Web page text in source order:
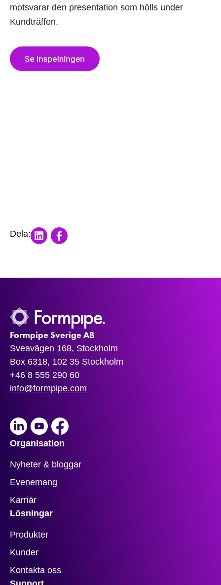
motsvarar den presentation som hölls under
Kundträffen.
Dela: Share on LinkedIn
Share on Facebook
Formpipe Sverige AB
Sveavägen 168, Stockholm
Box 6318, 102 35 Stockholm
+46 8 555 290 60
info@formpipe.com
LinkedInYoutubeFacebook
Organisation
Nyheter & bloggar
Evenemang
Karriär
Lösningar
Produkter
Kunder
Kontakta oss